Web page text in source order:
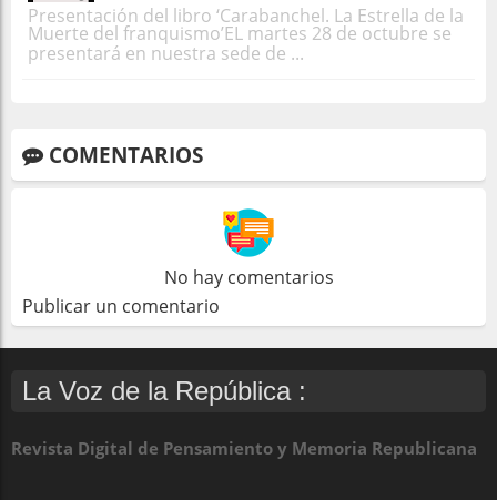
Presentación del libro ‘Carabanchel. La Estrella de la
Muerte del franquismo’EL martes 28 de octubre se
presentará en nuestra sede de ...
COMENTARIOS
No hay comentarios
Publicar un comentario
La Voz de la República :
Revista Digital de Pensamiento y Memoria Republicana